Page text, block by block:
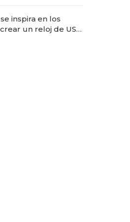
inspira en los
un reloj de US$